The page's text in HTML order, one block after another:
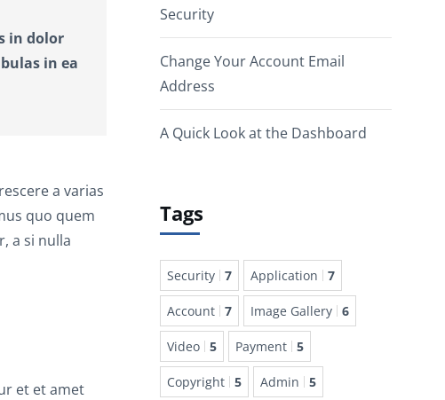
in dolor
in ea
a varias
quo quem
a si nulla
et et amet
Security
Change Your Account Email
Address
A Quick Look at the Dashboard
Tags
Security 7 Application 7
Account 7 Image Gallery 6
Video 5 Payment 5
Copyright 5 Admin 5